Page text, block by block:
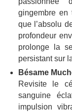
gingembre en
que l’absolu
profondeur
prolonge la
persistant sur
Bésame
Revisite le
sanguine
impulsion